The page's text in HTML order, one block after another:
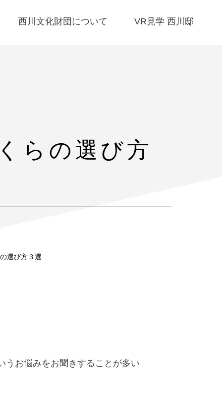
西川文化財団について VR見学 西川邸
らの選び方
選び方３選
お悩みをお聞きすることが多い